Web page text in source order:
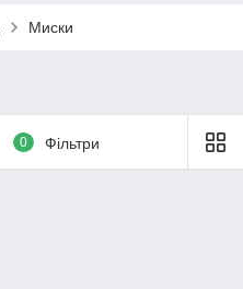
Миски
0 Фільтри